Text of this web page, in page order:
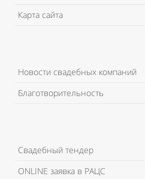
Карта сайта
Новости свадебных компаний
Благотворительность
Свадебный тендер
ONLINE заявка в РАЦС